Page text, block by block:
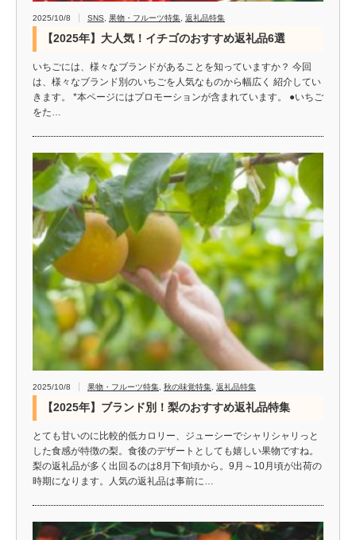
2025/10/8 SNS 果物・フルーツ特集 返礼品特集
【2025年】大人気！イチゴのおすすめ返礼品6選
いちごには、様々なブランドがあることを知っていますか？ 今回
は、様々なブランド別のいちごを人気なものから幅広く 紹介してい
きます。 *本ページにはプロモーションが含まれています。 ●いちご
をた…
2025/10/8 果物・フルーツ特集, 秋の味覚特集, 返礼品特集
【2025年】ブランド別！梨のおすすめ返礼品特集
とても甘いのに比較的低カロリー、ジューシーでシャリシャリっと
した食感が特徴の梨。食後のデザートとしても嬉しい果物ですね。
梨の返礼品が多く出回るのは8月下旬頃から。9月～10月頃が出荷の
時期になります。人気の返礼品は事前に…